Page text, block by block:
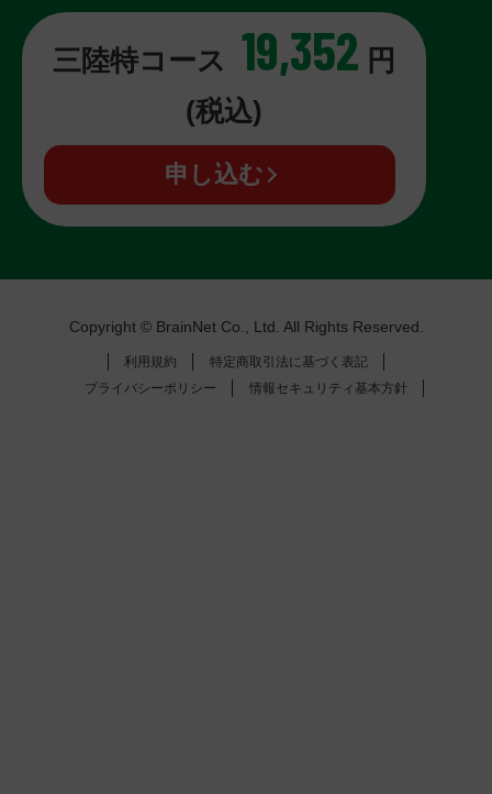
三陸特コース 19,352 円
(税込)
申し込む
Copyright © BrainNet Co., Ltd. All Rights Reserved.
利用規約
特定商取引法に基づく表記
プライバシーポリシー
情報セキュリティ基本方針